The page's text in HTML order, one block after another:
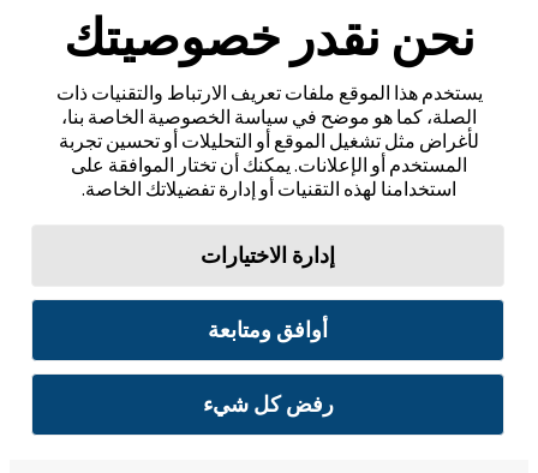
نحن نقدر خصوصيتك
يستخدم هذا الموقع ملفات تعريف الارتباط والتقنيات ذات
الصلة، كما هو موضح في سياسة الخصوصية الخاصة بنا،
لأغراض مثل تشغيل الموقع أو التحليلات أو تحسين تجربة
المستخدم أو الإعلانات. يمكنك أن تختار الموافقة على
استخدامنا لهذه التقنيات أو إدارة تفضيلاتك الخاصة.
إدارة الاختيارات
أوافق ومتابعة
رفض كل شيء